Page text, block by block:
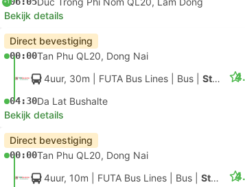
Bekijk details
Direct bevestiging
00:00Tan Phu QL20, Dong Nai
4uur, 30m | FUTA Bus Lines Bus Standaard AC
04:30Da Lat Bushalte
Bekijk details
Direct bevestiging
00:00Tan Phu QL20, Dong Nai
4uur, 10m | FUTA Bus Lines Bus Standaard AC